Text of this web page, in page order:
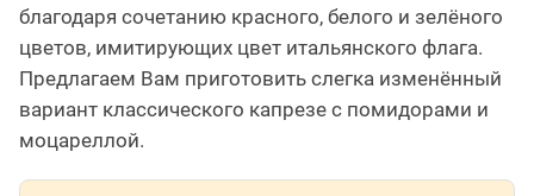
благодаря сочетанию красного, белого и зелёного
цветов, имитирующих цвет итальянского флага.
Предлагаем Вам приготовить слегка изменённый
вариант классического капрезе с помидорами и
моцареллой.